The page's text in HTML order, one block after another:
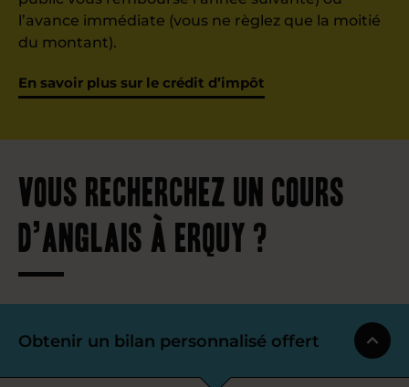
l’avance immédiate (vous ne règlez que la moitié
du montant).
En savoir plus sur le crédit d’impôt
Vous recherchez un cours
d’anglais à Erquy ?
Obtenir un bilan personnalisé offert